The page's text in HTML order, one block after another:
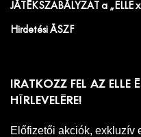
JÁTÉKSZABÁLYZAT a
Hirdetési ÁSZF
IRATKOZZ FEL AZ ELLE
HÍRLEVELÉRE!
Előfizetői akciók, exkluzív